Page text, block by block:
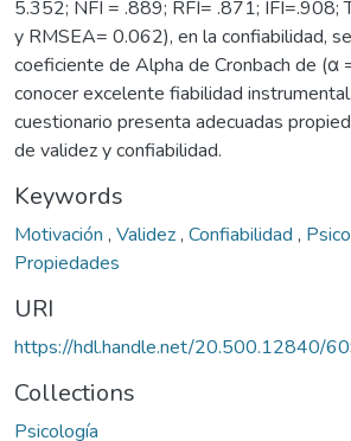
5.352; NFI = .889; RFI= .871; IFI=.908;
y RMSEA= 0.062), en la confiabilidad,
coeficiente de Alpha de Cronbach de (α
conocer excelente fiabilidad
cuestionario presenta adecuadas
de validez y confiabilidad.
Keywords
Motivación , Validez, Confiabilidad ,
Propiedades
URI
https://hdl.handle.net/20.500.12840/
Collections
Psicología